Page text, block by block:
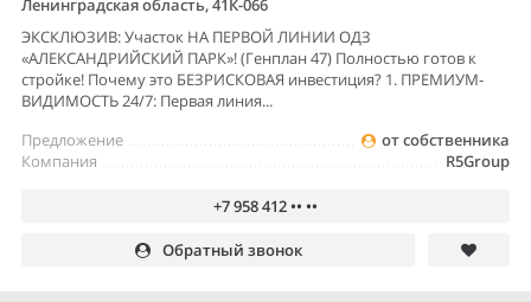
ЭКСКЛЮЗИВ: Участок НА ПЕРВОЙ ЛИНИИ ОДЗ
«АЛЕКСАНДРИЙСКИЙ ПАРК»! (Генплан 47) Полностью готов к
стройке! Почему это БЕЗРИСКОВАЯ инвестиция? 1. ПРЕМИУМ-
ВИДИМОСТЬ 24/7: Первая линия...
от собственника
Предложение
R5Group
Компания
+7 958 412 •• ••
Обратный звонок